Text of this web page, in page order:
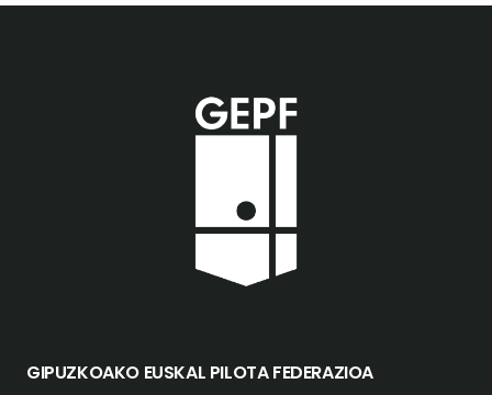
GIPUZKOAKO EUSKAL PILOTA FEDERAZIOA